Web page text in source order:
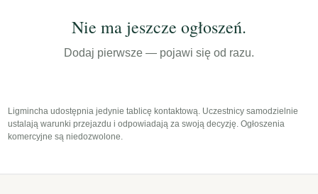
Nie ma jeszcze ogłoszeń.
Dodaj pierwsze — pojawi się od razu.
Ligmincha udostępnia jedynie tablicę kontaktową. Uczestnicy samodzielnie
ustalają warunki przejazdu i odpowiadają za swoją decyzję. Ogłoszenia
komercyjne są niedozwolone.